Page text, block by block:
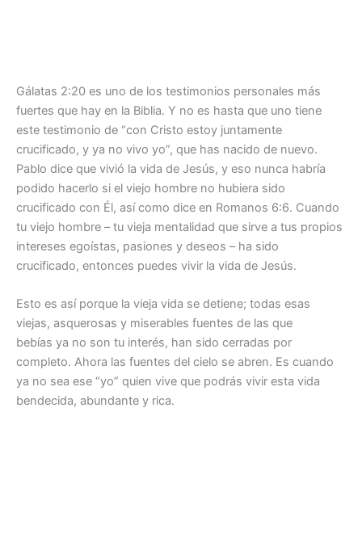
Gálatas 2:20 es uno de los testimonios personales más
fuertes que hay en la Biblia. Y no es hasta que uno tiene
este testimonio de “con Cristo estoy juntamente
crucificado, y ya no vivo yo”, que has nacido de nuevo.
Pablo dice que vivió la vida de Jesús, y eso nunca habría
podido hacerlo si el viejo hombre no hubiera sido
crucificado con Él, así como dice en Romanos 6:6. Cuando
tu viejo hombre – tu vieja mentalidad que sirve a tus propios
intereses egoístas, pasiones y deseos – ha sido
crucificado, entonces puedes vivir la vida de Jesús.
Esto es así porque la vieja vida se detiene; todas esas
viejas, asquerosas y miserables fuentes de las que
bebías ya no son tu interés, han sido cerradas por
completo. Ahora las fuentes del cielo se abren. Es cuando
ya no sea ese “yo” quien vive que podrás vivir esta vida
bendecida, abundante y rica.